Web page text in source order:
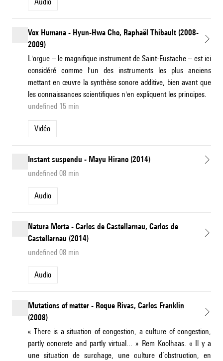
Vox Humana - Hyun-Hwa Cho, Raphaël Thibault (2008-
2009)
L'orgue – le magnifique instrument de Saint-Eustache – est ici
considéré comme l'un des instruments les plus anciens
mettant en œuvre la synthèse sonore additive, bien avant que
les connaissances scientifiques n'en expliquent les principes.
undefined 15 min
Vidéo
Instant suspendu - Mayu Hirano (2014)
undefined 08 min
Audio
Natura Morta - Carlos de Castellarnau, Carlos de
Castellarnau (2014)
undefined 08 min
Audio
Mutations of matter - Roque Rivas, Carlos Franklin
(2008)
« There is a situation of congestion, a culture of congestion,
partly concrete and partly virtual... » Rem Koolhaas. « Il y a
une situation de surchage, une culture d’obstruction, en